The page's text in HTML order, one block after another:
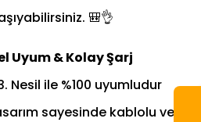
🎒👌
Uyum & Kolay Şarj
Nesil ile %100 uyumludur
sayesinde kablolu ve